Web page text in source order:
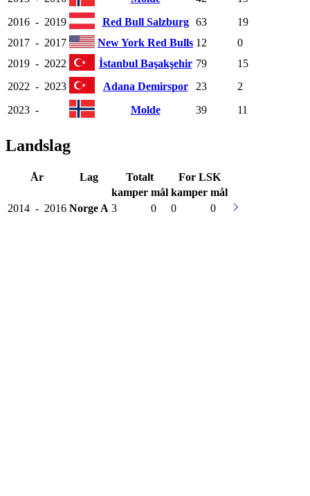
2016 - 2019 Red Bull Salzburg 63
19
2017 - 2017 New York Red Bulls 12
0
2019 - 2022 İstanbul Başakşehir 79
15
2022 - 2023 Adana Demirspor 23
2
2023 - Molde 39 11
Landslag
År Lag Totalt
For LSK
kamper mål kamper mål
2014 - 2016 Norge A 3 0 0 0